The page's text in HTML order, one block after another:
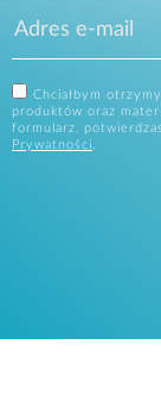
Chciałbym
produktów oraz
formularz,
Prywatności.